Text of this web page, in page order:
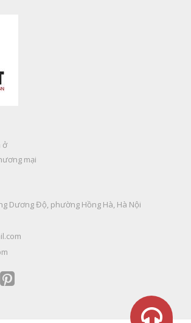
ở
mại
Dương Độ, phường Hồng Hà, Hà Nội